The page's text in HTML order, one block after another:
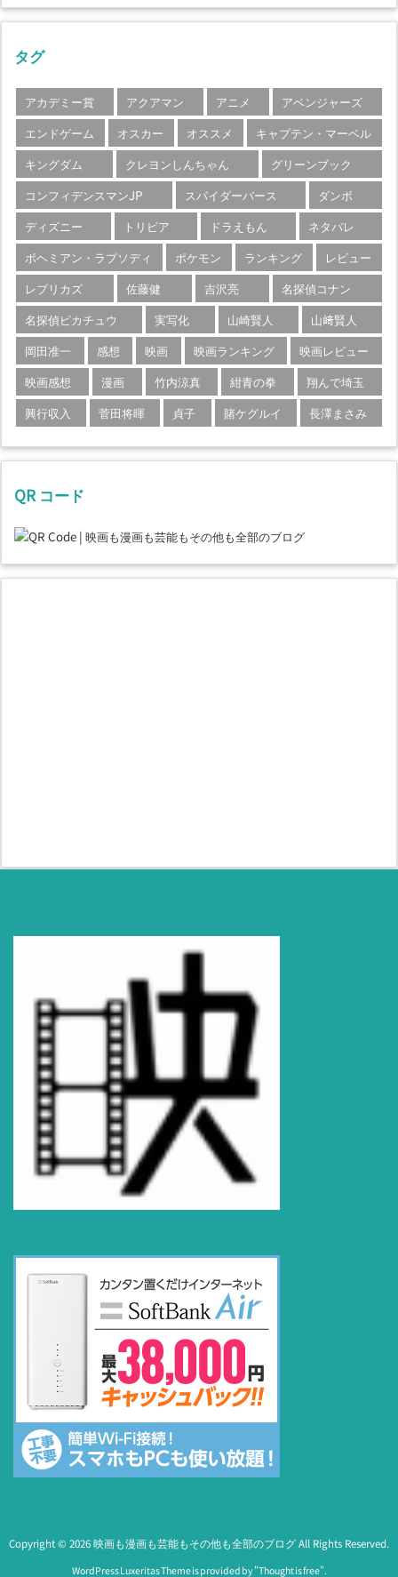
タグ
アカデミー賞 アクアマン アニメ
アベンジャーズ
エンドゲーム
オスカー オススメ
キャプテン・マーベル
キングダム
クレヨンしんちゃん
グリーンブック
コンフィデンスマンJP
スパイダーバース
ダンボ
ディズニー
トリビア ドラえもん
ネタバレ
ボヘミアン・ラプソディ
ポケモン ランキング
レビュー
レプリカズ
佐藤健 吉沢亮
名探偵コナン
名探偵ピカチュウ
実写化 山崎賢人
山﨑賢人
岡田准一
感想 映画 映画ランキング
映画レビュー
映画感想
漫画 竹内涼真 紺青の拳
翔んで埼玉
興行収入
菅田将暉 貞子 賭ケグルイ 長澤まさみ
QR コード
Copyright © 2026映画も漫画も芸能もその他も全部のブログAll Rights Reserved.
WordPress Luxeritas Theme is provided by "Thought is free".